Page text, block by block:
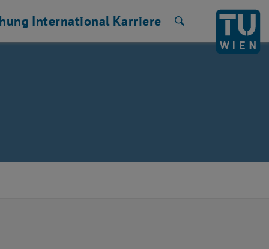
International Karriere